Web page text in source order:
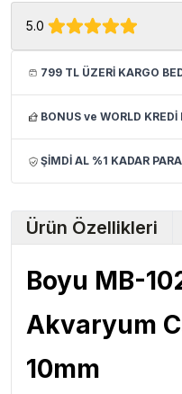
5.0
799 TL ÜZERİ KARGO
BONUS ve WORLD
ŞİMDİ AL %1 KADAR
Ürün Özellikleri
Boyu MB-
Akvaryum
10mm